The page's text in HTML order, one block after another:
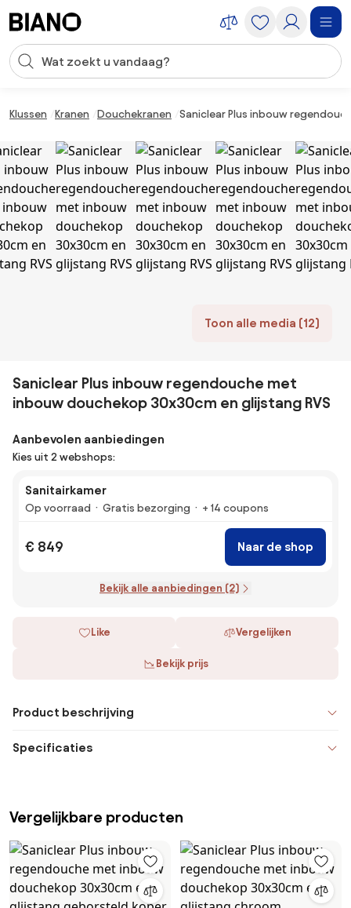
Zoekopdracht invoeren
Klussen Kranen Douchekranen Saniclear Plus inbouw
Toon alle media (12)
Saniclear Plus inbouw regendouche met
inbouw douchekop 30x30cm en glijstang RVS
Aanbevolen aanbiedingen
Kies uit 2 webshops:
Sanitairkamer
Op voorraad Gratis bezorging + 14 coupons
€ 849 Naar de shop
Bekijk alle aanbiedingen (2)
Like Vergelijken
Bekijk prijs
Product beschrijving
Specificaties
Vergelijkbare producten